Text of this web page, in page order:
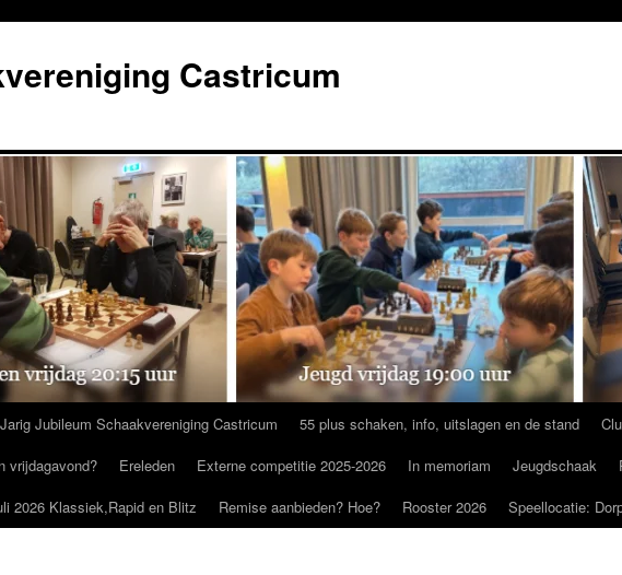
Castricum
Jubileum Schaakvereniging Castricum 55 plus schaken, info, uitslagen en de stand
vrijdagavond?
Ereleden Externe competitie 2025-2026 In memoriam Jeugdschaak
2026 Klassiek,Rapid en Blitz
Remise aanbieden? Hoe? Rooster 2026 Speellocatie: